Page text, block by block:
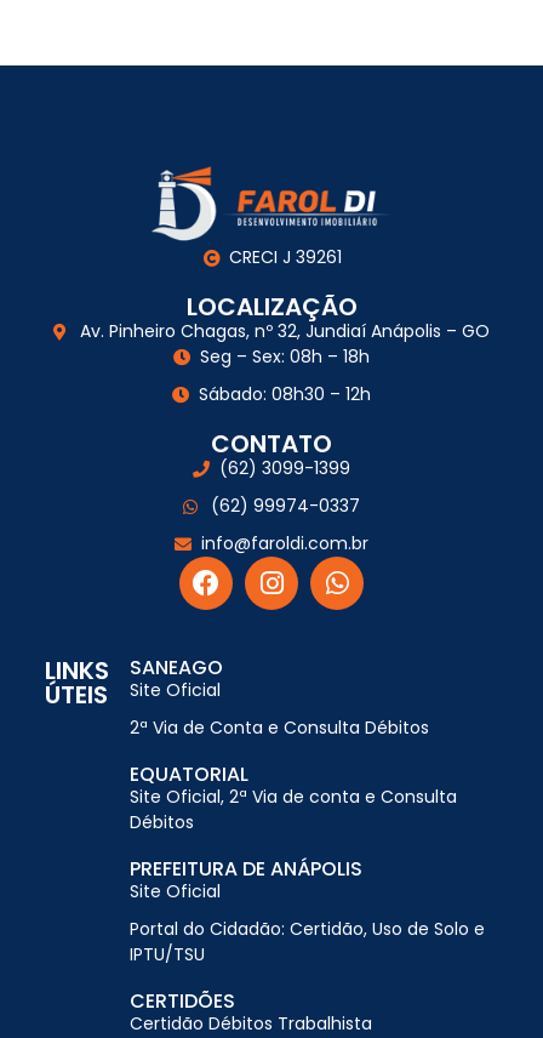
CRECI J 39261
LOCALIZAÇÃO
Av. Pinheiro Chagas, nº 32, Jundiaí Anápolis – GO
Seg – Sex: 08h – 18h
Sábado: 08h30 – 12h
CONTATO
(62) 3099-1399
(62) 99974-0337
info@faroldi.com.br
LINKS
ÚTEIS
SANEAGO
Site Oficial
2ª Via de Conta e Consulta Débitos
EQUATORIAL
Site Oficial, 2ª Via de conta e Consulta
Débitos
PREFEITURA DE ANÁPOLIS
Site Oficial
Portal do Cidadão: Certidão, Uso de Solo e
IPTU/TSU
CERTIDÕES
Certidão Débitos Trabalhista